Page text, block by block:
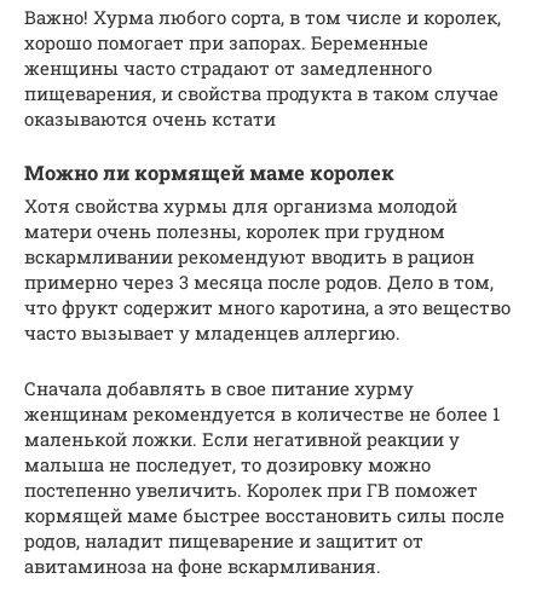
Важно! Хурма любого сорта, в том числе и королек,
хорошо помогает при запорах. Беременные
женщины часто страдают от замедленного
пищеварения, и свойства продукта в таком случае
оказываются очень кстати
Можно ли кормящей маме королек
Хотя свойства хурмы для организма молодой
матери очень полезны, королек при грудном
вскармливании рекомендуют вводить в рацион
примерно через 3 месяца после родов. Дело в том,
что фрукт содержит много каротина, а это вещество
часто вызывает у младенцев аллергию.
Сначала добавлять в свое питание хурму
женщинам рекомендуется в количестве не более 1
маленькой ложки. Если негативной реакции у
малыша не последует, то дозировку можно
постепенно увеличить. Королек при ГВ поможет
кормящей маме быстрее восстановить силы после
родов, наладит пищеварение и защитит от
авитаминоза на фоне вскармливания.